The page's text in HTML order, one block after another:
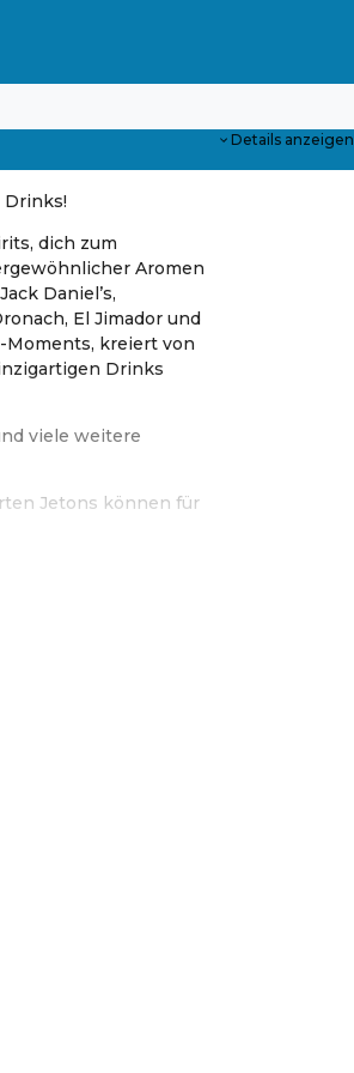
Details anzeigen
Drinks!
dich zum
Aromen
Daniel’s,
El Jimador und
Moments, kreiert von
Drinks
viele weitere
Jetons können für